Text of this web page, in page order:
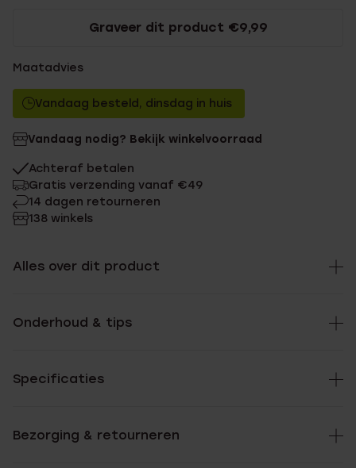
Graveer dit product €9,99
Maatadvies
Vandaag besteld, dinsdag in huis
Vandaag nodig? Bekijk winkelvoorraad
Achteraf betalen
Gratis verzending vanaf €49
14 dagen retourneren
138 winkels
Alles over dit product
Onderhoud & tips
Specificaties
Bezorging & retourneren